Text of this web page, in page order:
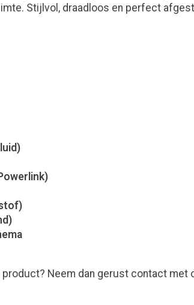
Stijlvol, draadloos en perfect
Neem dan gerust contact met